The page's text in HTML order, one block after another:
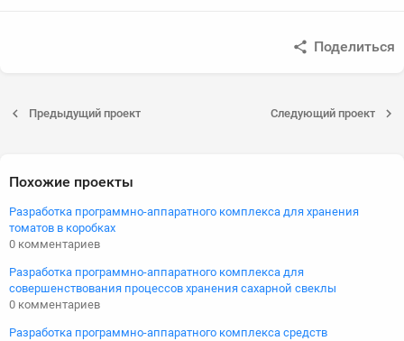
Поделиться
Предыдущий проект Следующий проект
Похожие проекты
Разработка программно-аппаратного комплекса для хранения
томатов в коробках
0 комментариев
Разработка программно-аппаратного комплекса для
совершенствования процессов хранения сахарной свеклы
0 комментариев
Разработка программно-аппаратного комплекса средств